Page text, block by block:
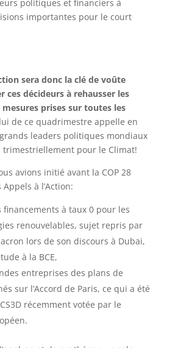
politiques et financiers à
importantes pour le court
sera donc la clé de voûte
ces décideurs à rehausser les
prises sur toutes les
de ce quadrimestre appelle en
leaders politiques mondiaux
trimestriellement pour le Climat!
avions initié avant la COP 28
à l’Action:
financements à taux 0 pour les
renouvelables, sujet repris par
lors de son discours à Dubai,
à la BCE,
entreprises des plans de
sur l’Accord de Paris, ce qui a été
récemment votée par le